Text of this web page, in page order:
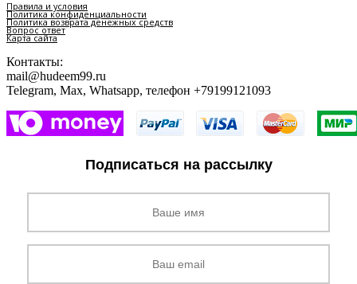
Правила и условия
Политика конфиденциальности
Политика возврата денежных средств
Вопрос ответ
Карта сайта
Контакты:
mail@hudeem99.ru
Telegram, Max, Whatsapp, телефон +79199121093
Подписаться на рассылку